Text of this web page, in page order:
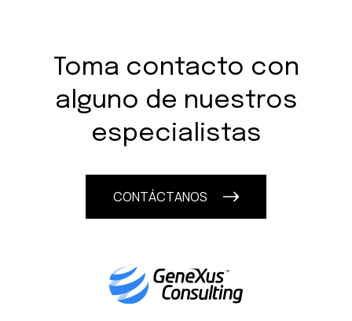
Toma contacto con
alguno de nuestros
especialistas
CONTÁCTANOS